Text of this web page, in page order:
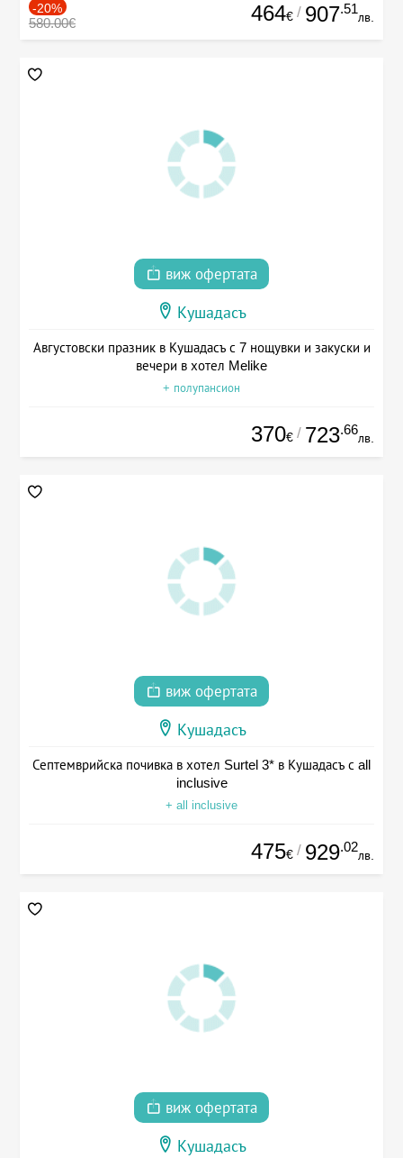
-20%
580.00€ 464€ / 907.51
лв.
виж офертата
Кушадасъ
Августовски празник в Кушадасъ с 7 нощувки и закуски и
вечери в хотел Melike
+ полупансион
370€ / 723.66
лв.
виж офертата
Кушадасъ
Септемврийска почивка в хотел Surtel 3* в Кушадасъ с all
inclusive
+ all inclusive
475€ / 929.02
лв.
виж офертата
Кушадасъ